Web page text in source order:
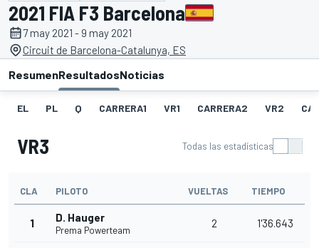
2021 FIA F3 Barcelona
7 may 2021 - 9 may 2021
Circuit de Barcelona-Catalunya, ES
ResumenResultadosNoticias
EL PL Q CARRERA1 VR1 CARRERA2 VR2
VR3 Todas las estadísticas
CLA PILOTO VUELTAS TIEMPO
1 D. Hauger
Prema Powerteam
2 1'36.643